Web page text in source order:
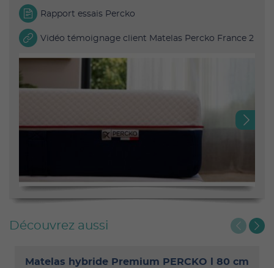
Rapport essais Percko
Vidéo témoignage client Matelas Percko France 2
Découvrez aussi
Matelas hybride Premium PERCKO l 80 cm